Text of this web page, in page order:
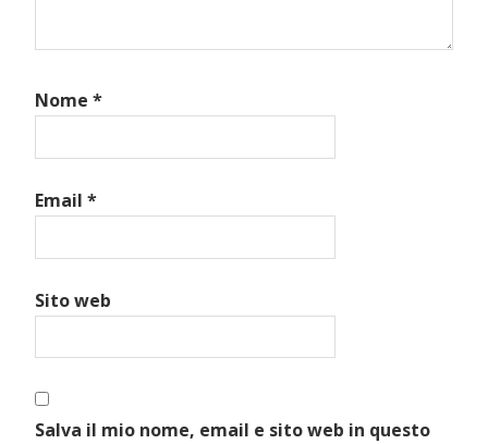
Nome *
Email *
Sito web
Salva il mio nome, email e sito web in questo